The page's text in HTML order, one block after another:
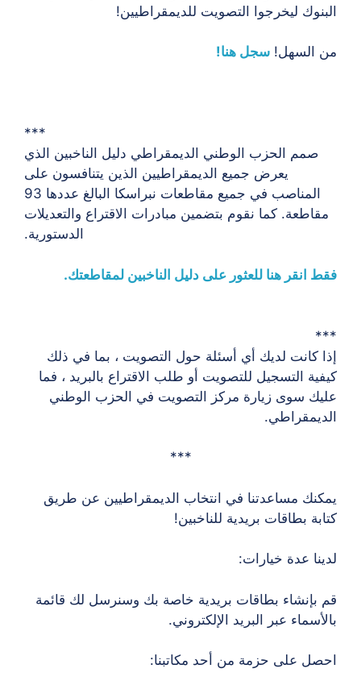
البنوك ليخرجوا التصويت للديمقراطيين!
من السهل! سجل هنا!
***
صمم الحزب الوطني الديمقراطي دليل الناخبين الذي
يعرض جميع الديمقراطيين الذين يتنافسون على
المناصب في جميع مقاطعات نبراسكا البالغ عددها 93
مقاطعة. كما نقوم بتضمين مبادرات الاقتراع والتعديلات
الدستورية.
فقط انقر هنا للعثور على دليل الناخبين لمقاطعتك.
***
إذا كانت لديك أي أسئلة حول التصويت ، بما في ذلك
كيفية التسجيل للتصويت أو طلب الاقتراع بالبريد ، فما
عليك سوى زيارة مركز التصويت في الحزب الوطني
الديمقراطي.
***
يمكنك مساعدتنا في انتخاب الديمقراطيين عن طريق
كتابة بطاقات بريدية للناخبين!
لدينا عدة خيارات:
قم بإنشاء بطاقات بريدية خاصة بك وسنرسل لك قائمة
بالأسماء عبر البريد الإلكتروني.
احصل على حزمة من أحد مكاتبنا: